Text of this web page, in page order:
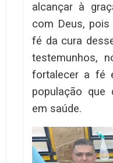
alcançar à
com Deus,
fé da cura
testemunhos,
fortalecer a fé
população que
em saúde.